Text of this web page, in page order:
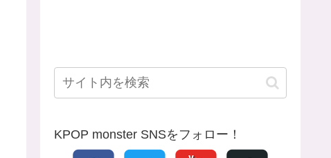
KPOP monster SNSをフォロー！